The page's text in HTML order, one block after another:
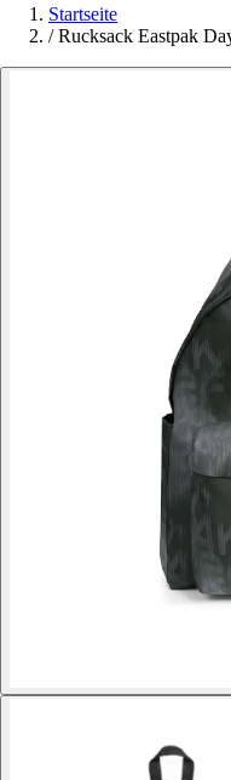
Startseite
/ Rucksack Eastpak